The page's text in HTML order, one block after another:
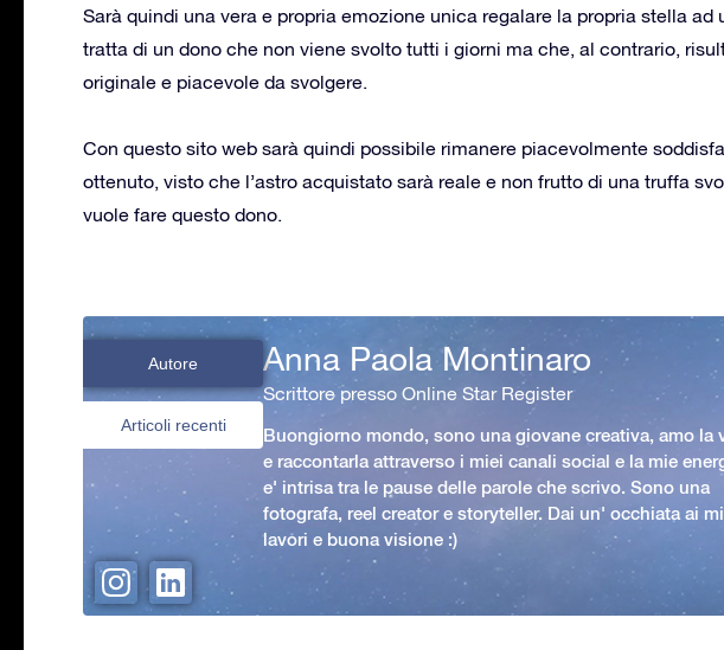
Sarà quindi una vera e propria emozione unica regalare la propria stella ad
tratta di un dono che non viene svolto tutti i giorni ma che, al contrario,
originale e piacevole da svolgere.
Con questo sito web sarà quindi possibile rimanere piacevolmente
ottenuto, visto che l’astro acquistato sarà reale e non frutto di una truffa
vuole fare questo dono.
Autore
Articoli recenti
Anna Paola Montinaro
Scrittore presso Online Star Register
Buongiorno mondo, sono una giovane creativa, amo la
e raccontarla attraverso i miei canali social e la mie
e' intrisa tra le pause delle parole che scrivo. Sono una
fotografa, reel creator e storyteller. Dai un' occhiata ai
lavori e buona visione :)